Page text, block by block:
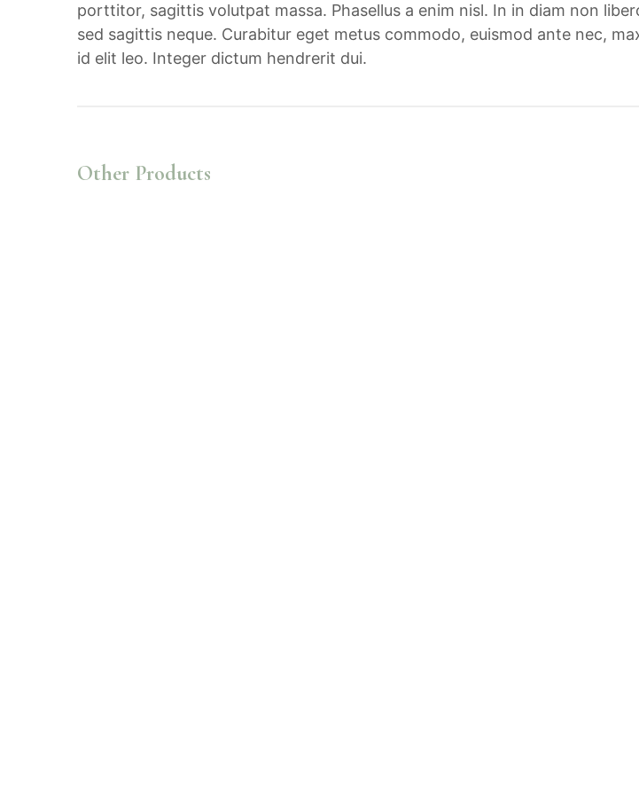
porttitor, sagittis volutpat massa. Phasellus a enim nisl. In in diam non
sed sagittis neque. Curabitur eget metus commodo, euismod ante nec,
id elit leo. Integer dictum hendrerit dui.
Other Products